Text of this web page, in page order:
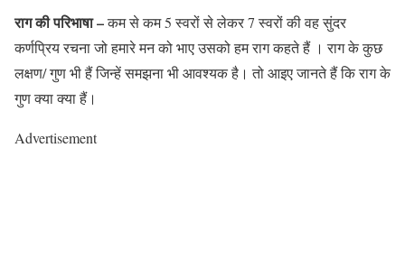
रागकी परिभाषा–कम से कम 5 स्वरों से लेकर 7 स्वरों की वह सुंदर
कर्णप्रिय रचना जो हमारे मन को भाए उसको हम राग कहते हैं । राग के कुछ
लक्षण/ गुण भी हैं जिन्हें समझना भी आवश्यक है। तो आइए जानते हैं कि राग के
गुण क्या क्या हैं।
Advertisement